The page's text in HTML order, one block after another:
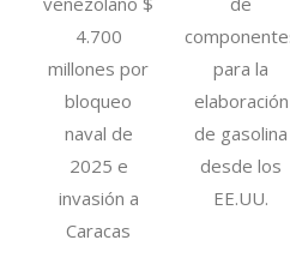
4.700
millones por
bloqueo
naval de
2025 e
invasión a
Caracas
para la
elaboración
de gasolina
desde los
EE.UU.